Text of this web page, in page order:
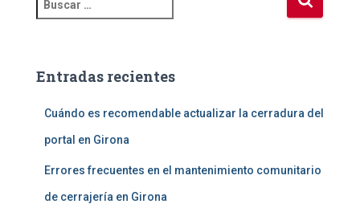
u
a
Entradas recientes
Cuándo es recomendable actualizar la cerradura del
portal en Girona
Errores frecuentes en el mantenimiento comunitario
de cerrajería en Girona